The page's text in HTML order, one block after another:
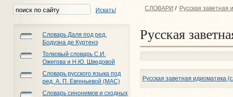
Искать!
Словарь Даля под ред.
Бодуэна де Куртенэ
Толковый словарь С.И.
Ожегова и Н.Ю. Шведовой
Словарь русского языка под
ред. А. П. Евгеньевой (МАС)
Словарь синонимов и сходных
СЛОВАРИ / Русская заветная
Русская
Русская заветная идиоматика